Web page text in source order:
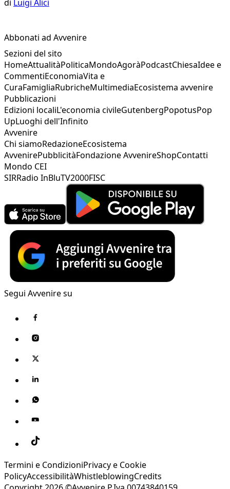
di Luigi Alici
Abbonati ad Avvenire
Sezioni del sito
HomeAttualitàPoliticaMondoAgoràPodcastChiesaIdee e
CommentiEconomiaVita e
CuraFamigliaRubricheMultimediaEcosistema avvenire
Pubblicazioni
Edizioni localiL'economia civileGutenbergPopotusPop
UpLuoghi dell'Infinito
Avvenire
Chi siamoRedazioneEcosistema
AvvenirePubblicitàFondazione AvvenireShopContatti
Mondo CEI
SIRRadio InBluTV2000FISC
Segui Avvenire su
Termini e CondizioniPrivacy e Cookie
PolicyAccessibilitàWhistleblowingCredits